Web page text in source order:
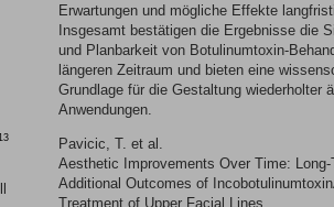
Erwartungen und mögliche Effekte
Insgesamt bestätigen die Ergebnisse die
und Planbarkeit von Botulinumtoxin-
längeren Zeitraum und bieten eine
Grundlage für die Gestaltung wiederholter
Anwendungen.
Pavicic, T. et al.
Aesthetic Improvements Over Time:
Additional Outcomes of
Treatment of Upper Facial Lines